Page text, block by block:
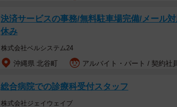
決済サービスの事務/無料駐車場完備/メール
休み
株式会社ベルシステム24
沖縄県 北谷町 アルバイト・パート / 契約社
総合病院での診療科受付スタッフ
株式会社ジェイウェイブ